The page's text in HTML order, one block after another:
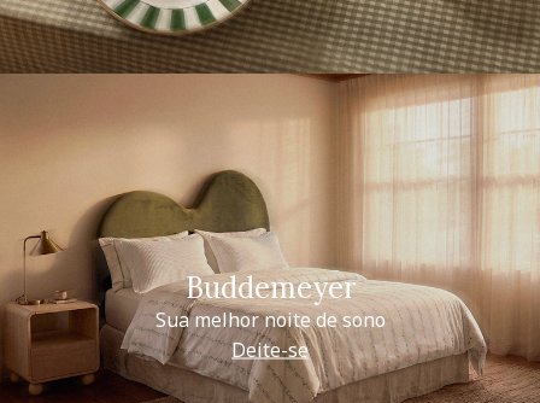
Buddemeyer
Sua melhor noite de sono
Deite-se